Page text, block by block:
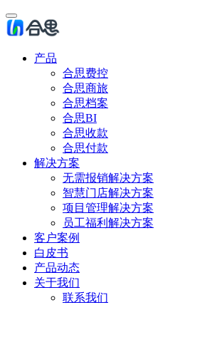
产品
合思费控
合思商旅
合思档案
合思BI
合思收款
合思付款
解决方案
无需报销解决方案
智慧门店解决方案
项目管理解决方案
员工福利解决方案
客户案例
白皮书
产品动态
关于我们
联系我们